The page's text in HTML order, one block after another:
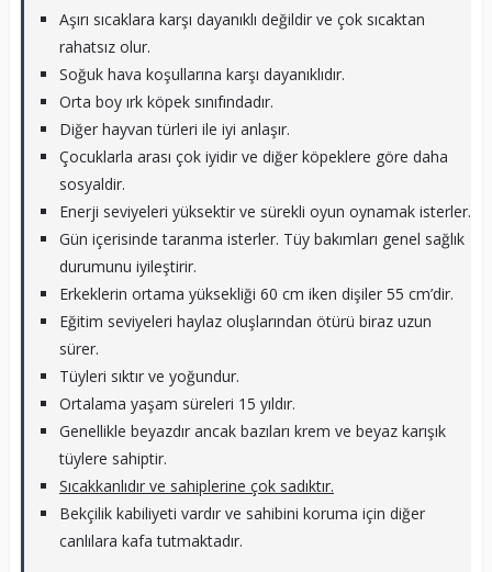
Aşırı sıcaklara karşı dayanıklı değildir ve çok sıcaktan
rahatsız olur.
Soğuk hava koşullarına karşı dayanıklıdır.
Orta boy ırk köpek sınıfındadır.
Diğer hayvan türleri ile iyi anlaşır.
Çocuklarla arası çok iyidir ve diğer köpeklere göre daha
sosyaldir.
Enerji seviyeleri yüksektir ve sürekli oyun oynamak isterler.
Gün içerisinde taranma isterler. Tüy bakımları genel sağlık
durumunu iyileştirir.
Erkeklerin ortama yüksekliği 60 cm iken dişiler 55 cm’dir.
Eğitim seviyeleri haylaz oluşlarından ötürü biraz uzun
sürer.
Tüyleri sıktır ve yoğundur.
Ortalama yaşam süreleri 15 yıldır.
Genellikle beyazdır ancak bazıları krem ve beyaz karışık
tüylere sahiptir.
Sıcakkanlıdır ve sahiplerine çok sadıktır.
Bekçilik kabiliyeti vardır ve sahibini koruma için diğer
canlılara kafa tutmaktadır.